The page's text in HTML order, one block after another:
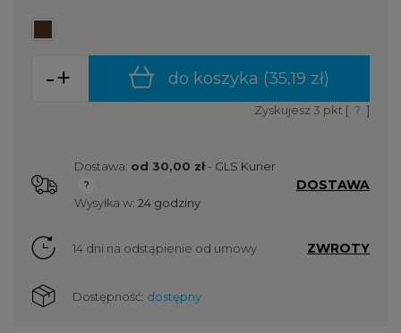
+
- do koszyka (35,19 zł)
Zyskujesz 3 pkt [ ? ]
Dostawa: od 30,00 zł - GLS Kurier
Cena nie zawiera ewentualnych kosztów płatności
Wysyłka w: 24 godziny
DOSTAWA
14 dni na odstąpienie od umowy ZWROTY
Dostępność: dostępny